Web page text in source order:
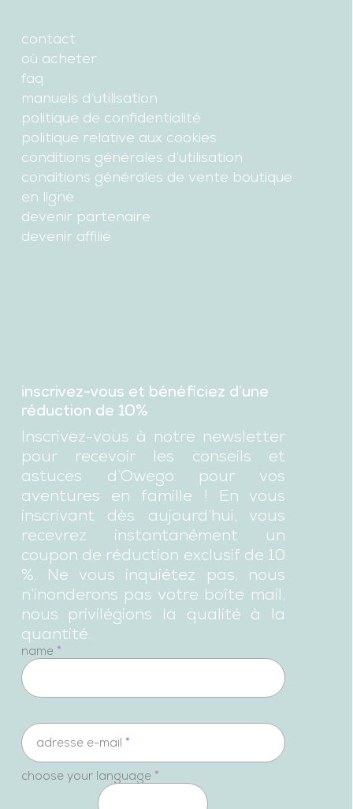
contact
où acheter
faq
manuels d’utilisation
politique de confidentialité
politique relative aux cookies
conditions générales d’utilisation
conditions générales de vente boutique
en ligne
devenir partenaire
devenir affilié
inscrivez-vous et bénéficiez d’une
réduction de 10%
Inscrivez-vous à notre newsletter
pour recevoir les conseils et
astuces d’Owego pour vos
aventures en famille ! En vous
inscrivant dès aujourd’hui, vous
recevrez instantanément un
coupon de réduction exclusif de 10
%. Ne vous inquiétez pas, nous
n’inonderons pas votre boîte mail,
nous privilégions la qualité à la
quantité.
newsletter
name *
adresse e-mail *
choose your language *